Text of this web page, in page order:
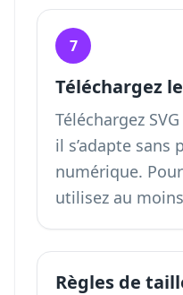
7
Téléchargez
Téléchargez
il s’adapte sans
numérique.
utilisez au
Règles de